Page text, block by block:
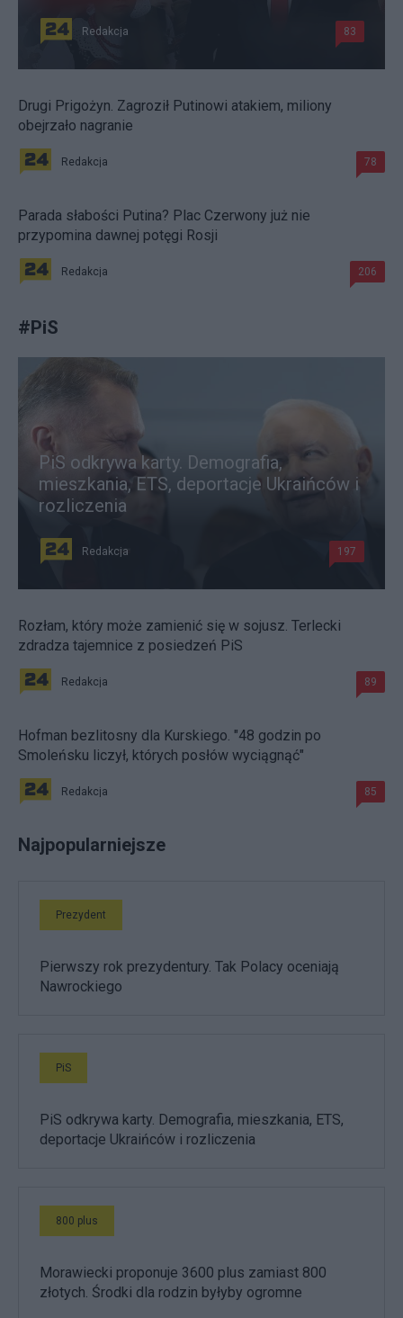
Redakcja 83
Drugi Prigożyn. Zagroził Putinowi atakiem, miliony
obejrzało nagranie
Redakcja 78
Parada słabości Putina? Plac Czerwony już nie
przypomina dawnej potęgi Rosji
Redakcja 206
#PiS
PiS odkrywa karty. Demografia,
mieszkania, ETS, deportacje Ukraińców i
rozliczenia
Redakcja 197
Rozłam, który może zamienić się w sojusz. Terlecki
zdradza tajemnice z posiedzeń PiS
Redakcja 89
Hofman bezlitosny dla Kurskiego. "48 godzin po
Smoleńsku liczył, których posłów wyciągnąć"
Redakcja 85
Najpopularniejsze
Prezydent
Pierwszy rok prezydentury. Tak Polacy oceniają
Nawrockiego
PiS
PiS odkrywa karty. Demografia, mieszkania, ETS,
deportacje Ukraińców i rozliczenia
800 plus
Morawiecki proponuje 3600 plus zamiast 800
złotych. Środki dla rodzin byłyby ogromne